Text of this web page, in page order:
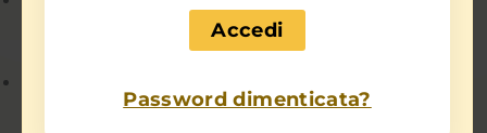
Password dimenticata?